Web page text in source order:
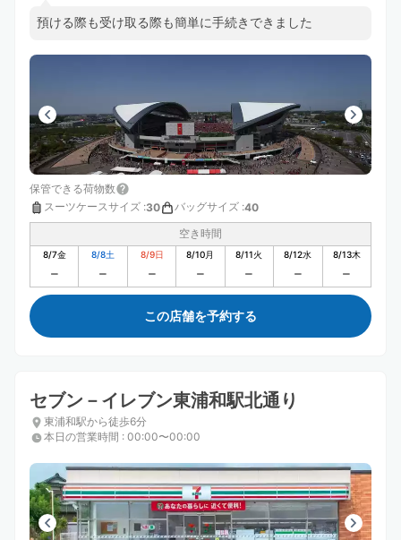
預ける際も受け取る際も簡単に手続きできました
保管できる荷物数
スーツケースサイズ :30 バッグサイズ :40
空き時間
8/7金 8/8土 8/9日 8/10月 8/11火 8/12水 8/13木
この店舗を予約する
セブン－イレブン東浦和駅北通り
東浦和駅から徒歩6分
本日の営業時間 : 00:00〜00:00